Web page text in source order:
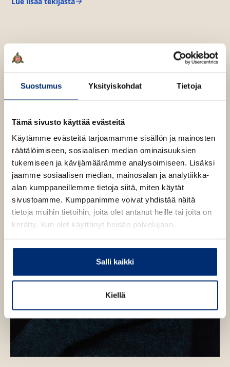
Suostumus Yksityiskohdat Tietoja
Tämä sivusto käyttää evästeitä
Käytämme evästeitä tarjoamamme sisällön ja mainosten
räätälöimiseen, sosiaalisen median ominaisuuksien
tukemiseen ja kävijämäärämme analysoimiseen. Lisäksi
jaamme sosiaalisen median, mainosalan ja analytiikka-
alan kumppaneillemme tietoja siitä, miten käytät
sivustoamme. Kumppanimme voivat yhdistää näitä
tietoja muihin tietoihin, joita olet antanut heille tai joita on
kerätty, kun olet käyttänyt heidän palvelujaan.
Salli kaikki
Kiellä
n
l
l
h
t
e
n
l
l
e
t
e
e
n
K
e
t